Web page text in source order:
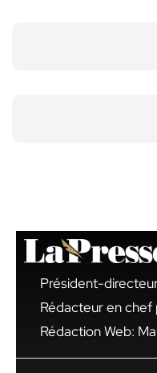
Président-
Rédacteur en chef
Rédaction Web: